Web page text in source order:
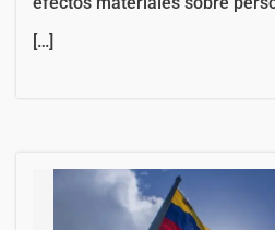
[…]